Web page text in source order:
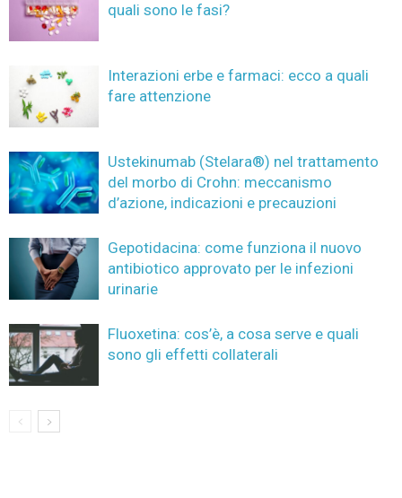
quali sono le fasi?
Interazioni erbe e farmaci: ecco a quali
fare attenzione
Ustekinumab (Stelara®) nel trattamento
del morbo di Crohn: meccanismo
d’azione, indicazioni e precauzioni
Gepotidacina: come funziona il nuovo
antibiotico approvato per le infezioni
urinarie
Fluoxetina: cos’è, a cosa serve e quali
sono gli effetti collaterali